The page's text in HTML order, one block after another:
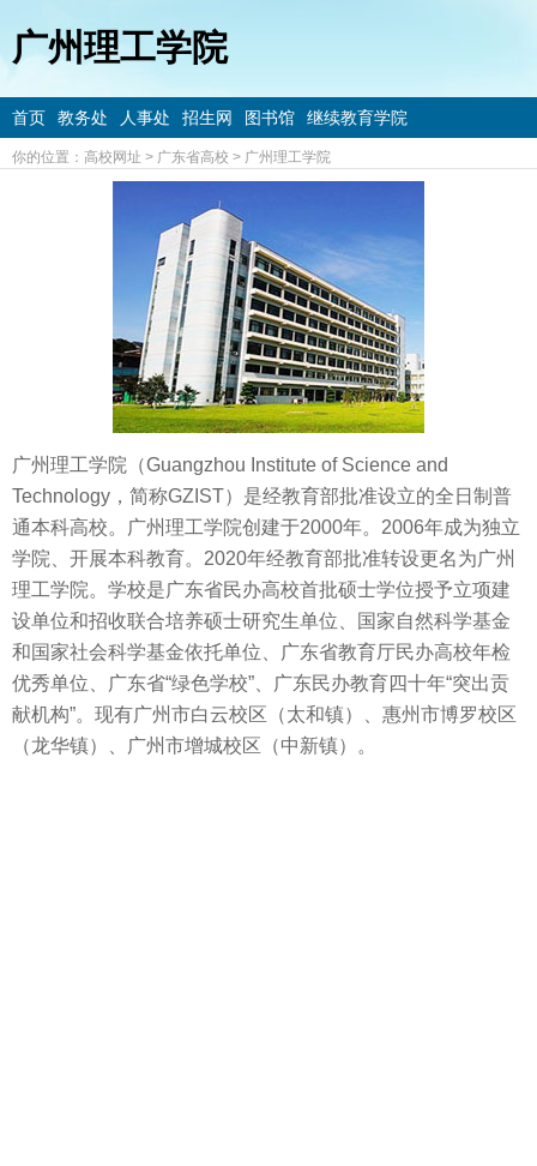
广州理工学院
首页 教务处 人事处 招生网 图书馆 继续教育学院
你的位置： 高校网址 > 广东省高校 > 广州理工学院
广州理工学院（Guangzhou Institute of Science and
Technology，简称GZIST）是经教育部批准设立的全日制普
通本科高校。广州理工学院创建于2000年。2006年成为独立
学院、开展本科教育。2020年经教育部批准转设更名为广州
理工学院。学校是广东省民办高校首批硕士学位授予立项建
设单位和招收联合培养硕士研究生单位、国家自然科学基金
和国家社会科学基金依托单位、广东省教育厅民办高校年检
优秀单位、广东省“绿色学校”、广东民办教育四十年“突出贡
献机构”。现有广州市白云校区（太和镇）、惠州市博罗校区
（龙华镇）、广州市增城校区（中新镇）。